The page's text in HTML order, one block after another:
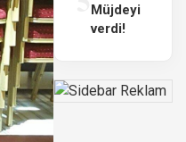
Müjdeyi
verdi!